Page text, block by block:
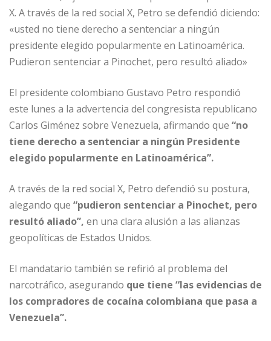
X. A través de la red social X, Petro se defendió diciendo:
«usted no tiene derecho a sentenciar a ningún
presidente elegido popularmente en Latinoamérica.
Pudieron sentenciar a Pinochet, pero resultó aliado»
El presidente colombiano Gustavo Petro respondió
este lunes a la advertencia del congresista republicano
Carlos Giménez sobre Venezuela, afirmando que “no
tiene derecho a sentenciar a ningún Presidente
elegido popularmente en Latinoamérica”.
A través de la red social X, Petro defendió su postura,
alegando que “pudieron sentenciar a Pinochet, pero
resultó aliado”, en una clara alusión a las alianzas
geopolíticas de Estados Unidos.
El mandatario también se refirió al problema del
narcotráfico, asegurando que tiene “las evidencias de
los compradores de cocaína colombiana que pasa a
Venezuela”.